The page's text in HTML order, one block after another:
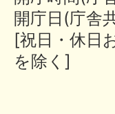
開庁日(庁舎
[祝日・休日
を除く]